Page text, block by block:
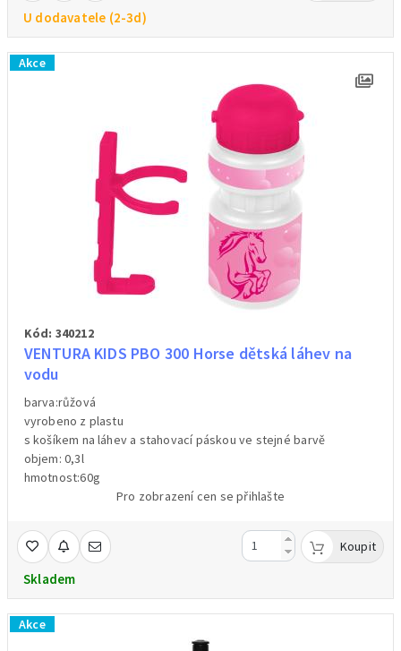
U dodavatele (2-3d)
Akce
Kód: 340212
VENTURA KIDS PBO 300 Horse dětská láhev na
vodu
barva:růžová
vyrobeno z plastu
s košíkem na láhev a stahovací páskou ve stejné barvě
objem: 0,3l
hmotnost:60g
Pro zobrazení cen se přihlašte
Skladem
Koupit
Akce